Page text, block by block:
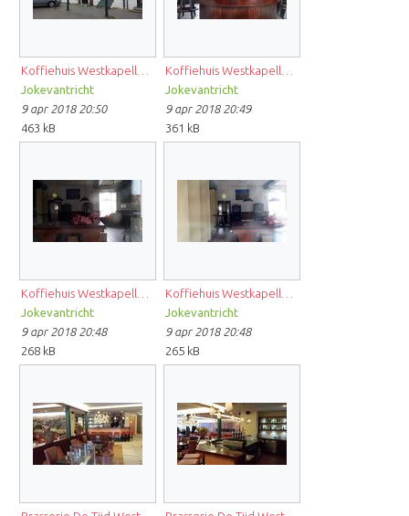
Jokevantricht
9 apr 2018 20:50
463 kB
Jokevantricht
9 apr 2018 20:49
361 kB
Jokevantricht
9 apr 2018 20:48
268 kB
Jokevantricht
9 apr 2018 20:48
265 kB